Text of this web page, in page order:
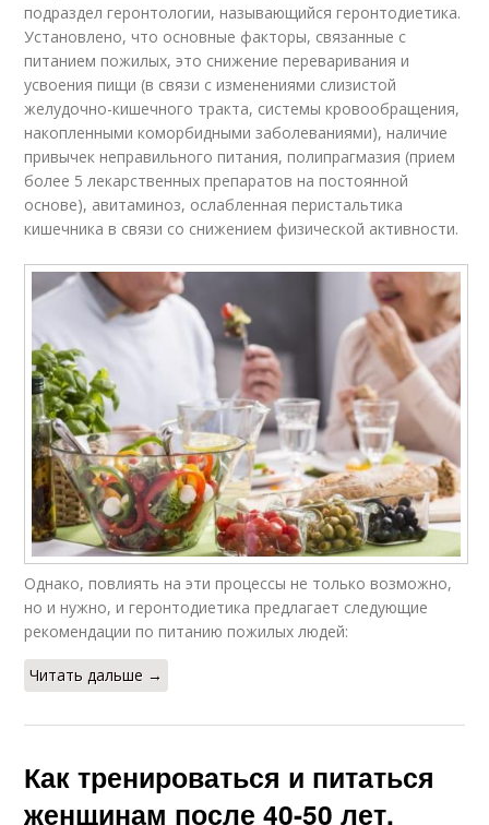
подраздел геронтологии, называющийся геронтодиетика.
Установлено, что основные факторы, связанные с
питанием пожилых, это снижение переваривания и
усвоения пищи (в связи с изменениями слизистой
желудочно-кишечного тракта, системы кровообращения,
накопленными коморбидными заболеваниями), наличие
привычек неправильного питания, полипрагмазия (прием
более 5 лекарственных препаратов на постоянной
основе), авитаминоз, ослабленная перистальтика
кишечника в связи со снижением физической активности.
Однако, повлиять на эти процессы не только возможно,
но и нужно, и геронтодиетика предлагает следующие
рекомендации по питанию пожилых людей:
Читать дальше →
Как тренироваться и питаться
женщинам после 40-50 лет.